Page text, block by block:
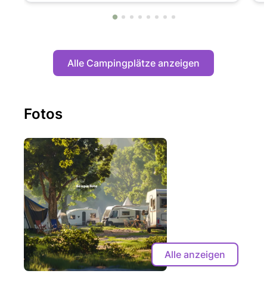
Alle Campingplätze anzeigen
Fotos
Alle anzeigen